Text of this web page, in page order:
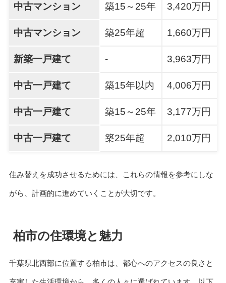
中古マンション 築15～25年 3,420万円
中古マンション 築25年超 1,660万円
新築一戸建て - 3,963万円
中古一戸建て 築15年以内 4,006万円
中古一戸建て 築15～25年 3,177万円
中古一戸建て 築25年超 2,010万円
住み替えを成功させるためには、これらの情報を参考にしな
がら、計画的に進めていくことが大切です。
柏市の住環境と魅力
千葉県北西部に位置する柏市は、都心へのアクセスの良さと